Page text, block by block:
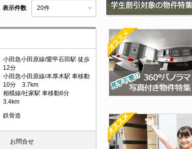
表示件数
小田急小田原線/愛甲石田駅 徒歩
12分
小田急小田原線/本厚木駅 車移動
10分 3.7km
相模線/社家駅 車移動8分
3.4km
鉄骨造
お問合せ